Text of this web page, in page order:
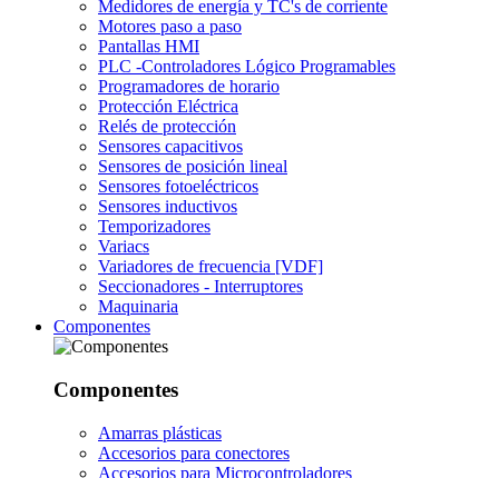
Medidores de energía y TC's de corriente
Motores paso a paso
Pantallas HMI
PLC -Controladores Lógico Programables
Programadores de horario
Protección Eléctrica
Relés de protección
Sensores capacitivos
Sensores de posición lineal
Sensores fotoeléctricos
Sensores inductivos
Temporizadores
Variacs
Variadores de frecuencia [VDF]
Seccionadores - Interruptores
Maquinaria
Componentes
Componentes
Amarras plásticas
Accesorios para conectores
Accesorios para Microcontroladores